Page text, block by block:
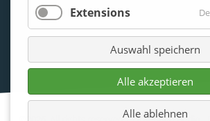
Extensions
Auswahl speichern
Alle akzeptieren
Alle ablehnen